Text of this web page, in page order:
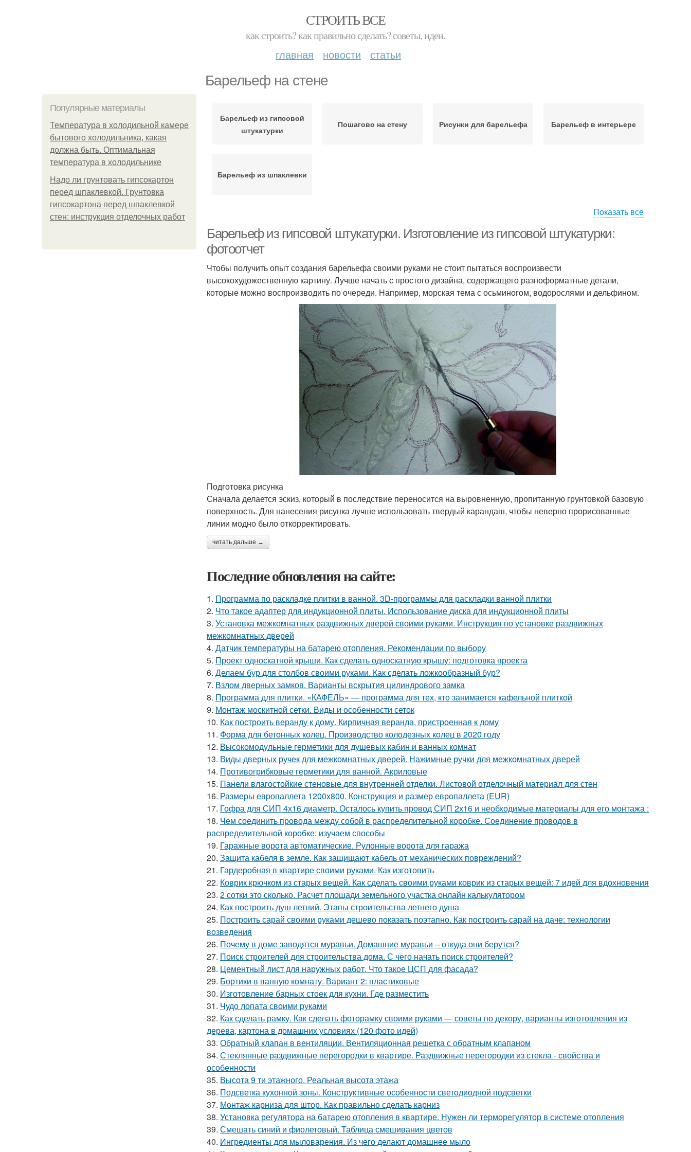
СТРОИТЬ ВСЕ
как строить? как правильно сделать? советы, идеи.
главная новости статьи
Барельеф на стене
Популярные материалы
Температура в холодильной камере
бытового холодильника, какая
должна быть. Оптимальная
температура в холодильнике
Надо ли грунтовать гипсокартон
перед шпаклевкой. Грунтовка
гипсокартона перед шпаклевкой
стен: инструкция отделочных работ
Барельеф из гипсовой
штукатурки
Пошагово на стену Рисунки для барельефа Барельеф в интерьере
Барельеф из шпаклевки
Показать все
Барельеф из гипсовой штукатурки. Изготовление из гипсовой штукатурки:
фотоотчет
Чтобы получить опыт создания барельефа своими руками не стоит пытаться воспроизвести
высокохудожественную картину. Лучше начать с простого дизайна, содержащего разноформатные детали,
которые можно воспроизводить по очереди. Например, морская тема с осьминогом, водорослями и дельфином.
Подготовка рисунка
Сначала делается эскиз, который в последствие переносится на выровненную, пропитанную грунтовкой базовую
поверхность. Для нанесения рисунка лучше использовать твердый карандаш, чтобы неверно прорисованные
линии модно было откорректировать.
читать дальше →
Последние обновления на сайте:
1. Программа по раскладке плитки в ванной. 3D-программы для раскладки ванной плитки
2. Что такое адаптер для индукционной плиты. Использование диска для индукционной плиты
3. Установка межкомнатных раздвижных дверей своими руками. Инструкция по установке раздвижных
межкомнатных дверей
4. Датчик температуры на батарею отопления. Рекомендации по выбору
5. Проект односкатной крыши. Как сделать односкатную крышу: подготовка проекта
6. Делаем бур для столбов своими руками. Как сделать ложкообразный бур?
7. Взлом дверных замков. Варианты вскрытия цилиндрового замка
8. Программа для плитки. «КАФЕЛЬ» — программа для тех, кто занимается кафельной плиткой
9. Монтаж москитной сетки. Виды и особенности сеток
10. Как построить веранду к дому. Кирпичная веранда, пристроенная к дому
11. Форма для бетонных колец. Производство колодезных колец в 2020 году
12. Высокомодульные герметики для душевых кабин и ванных комнат
13. Виды дверных ручек для межкомнатных дверей. Нажимные ручки для межкомнатных дверей
14. Противогрибковые герметики для ванной. Акриловые
15. Панели влагостойкие стеновые для внутренней отделки. Листовой отделочный материал для стен
16. Размеры европаллета 1200х800. Конструкция и размер европаллета (EUR)
17. Гофра для СИП 4х16 диаметр. Осталось купить провод СИП 2х16 и необходимые материалы для его монтажа :
18. Чем соединить провода между собой в распределительной коробке. Соединение проводов в
распределительной коробке: изучаем способы
19. Гаражные ворота автоматические. Рулонные ворота для гаража
20. Защита кабеля в земле. Как защищают кабель от механических повреждений?
21. Гардеробная в квартире своими руками. Как изготовить
22. Коврик крючком из старых вещей. Как сделать своими руками коврик из старых вещей: 7 идей для вдохновения
23. 2 сотки это сколько. Расчет площади земельного участка онлайн калькулятором
24. Как построить душ летний. Этапы строительства летнего душа
25. Построить сарай своими руками дешево показать поэтапно. Как построить сарай на даче: технологии
возведения
26. Почему в доме заводятся муравьи. Домашние муравьи – откуда они берутся?
27. Поиск строителей для строительства дома. С чего начать поиск строителей?
28. Цементный лист для наружных работ. Что такое ЦСП для фасада?
29. Бортики в ванную комнату. Вариант 2: пластиковые
30. Изготовление барных стоек для кухни. Где разместить
31. Чудо лопата своими руками
32. Как сделать рамку. Как сделать фоторамку своими руками — советы по декору, варианты изготовления из
дерева, картона в домашних условиях (120 фото идей)
33. Обратный клапан в вентиляции. Вентиляционная решетка с обратным клапаном
34. Стеклянные раздвижные перегородки в квартире. Раздвижные перегородки из стекла - свойства и
особенности
35. Высота 9 ти этажного. Реальная высота этажа
36. Подсветка кухонной зоны. Конструктивные особенности светодиодной подсветки
37. Монтаж карниза для штор. Как правильно сделать карниз
38. Установка регулятора на батарею отопления в квартире. Нужен ли терморегулятор в системе отопления
39. Смешать синий и фиолетовый. Таблица смешивания цветов
40. Ингредиенты для мыловарения. Из чего делают домашнее мыло